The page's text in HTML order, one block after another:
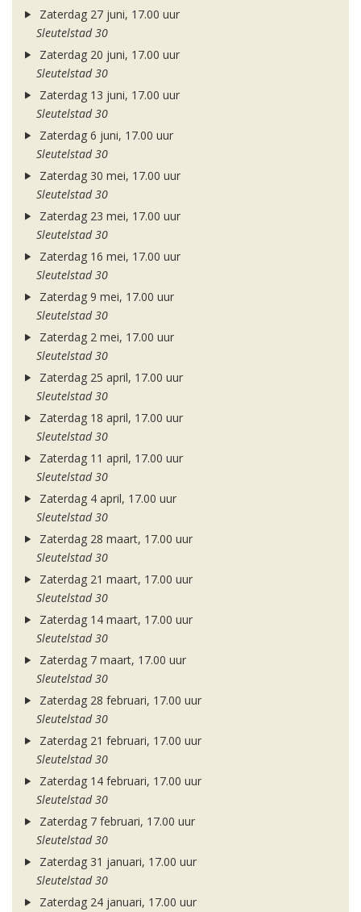
Zaterdag 27 juni, 17.00 uur
Sleutelstad 30
Zaterdag 20 juni, 17.00 uur
Sleutelstad 30
Zaterdag 13 juni, 17.00 uur
Sleutelstad 30
Zaterdag 6 juni, 17.00 uur
Sleutelstad 30
Zaterdag 30 mei, 17.00 uur
Sleutelstad 30
Zaterdag 23 mei, 17.00 uur
Sleutelstad 30
Zaterdag 16 mei, 17.00 uur
Sleutelstad 30
Zaterdag 9 mei, 17.00 uur
Sleutelstad 30
Zaterdag 2 mei, 17.00 uur
Sleutelstad 30
Zaterdag 25 april, 17.00 uur
Sleutelstad 30
Zaterdag 18 april, 17.00 uur
Sleutelstad 30
Zaterdag 11 april, 17.00 uur
Sleutelstad 30
Zaterdag 4 april, 17.00 uur
Sleutelstad 30
Zaterdag 28 maart, 17.00 uur
Sleutelstad 30
Zaterdag 21 maart, 17.00 uur
Sleutelstad 30
Zaterdag 14 maart, 17.00 uur
Sleutelstad 30
Zaterdag 7 maart, 17.00 uur
Sleutelstad 30
Zaterdag 28 februari, 17.00 uur
Sleutelstad 30
Zaterdag 21 februari, 17.00 uur
Sleutelstad 30
Zaterdag 14 februari, 17.00 uur
Sleutelstad 30
Zaterdag 7 februari, 17.00 uur
Sleutelstad 30
Zaterdag 31 januari, 17.00 uur
Sleutelstad 30
Zaterdag 24 januari, 17.00 uur